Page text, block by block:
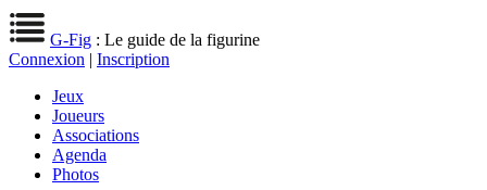
G-Fig : Le guide de la figurine
Connexion | Inscription
Jeux
Joueurs
Associations
Agenda
Photos